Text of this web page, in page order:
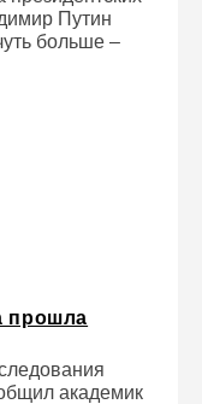
Путин
больше –
прошла
академик